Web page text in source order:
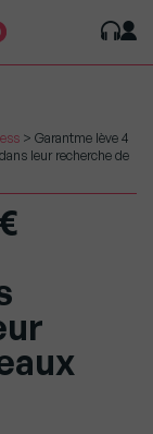
> Garantme lève 4
leur recherche de